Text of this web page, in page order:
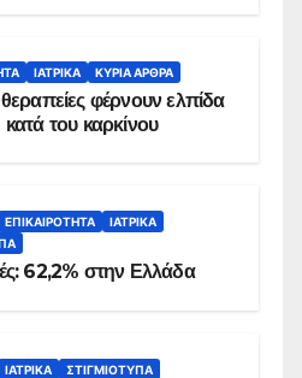
ΙΑΤΡΙΚΆ ΚΥΡΙΑ ΑΡΘΡΑ
φέρνουν ελπίδα
του καρκίνου
ΕΠΙΚΑΙΡΌΤΗΤΑ
ΙΑΤΡΙΚΆ
62,2% στην Ελλάδα
ΙΑΤΡΙΚΆ ΣΤΙΓΜΙΌΤΥΠΑ